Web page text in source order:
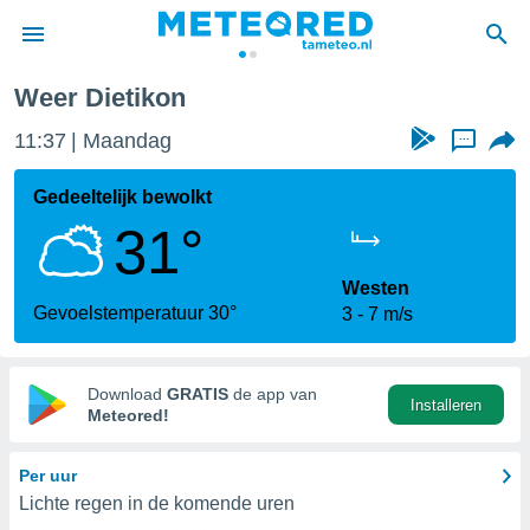
door
verstrekte
hoge
hebt de
voor
op basis
Weer Dietikon
11:37 Maandag ...
Gedeeltelijk bewolkt
31°
Gevoelstemperatuur 30°
Westen
3
7 m/s
Download GRATIS de app van
Meteored!
Installeren
Per uur
Lichte regen in de komende uren